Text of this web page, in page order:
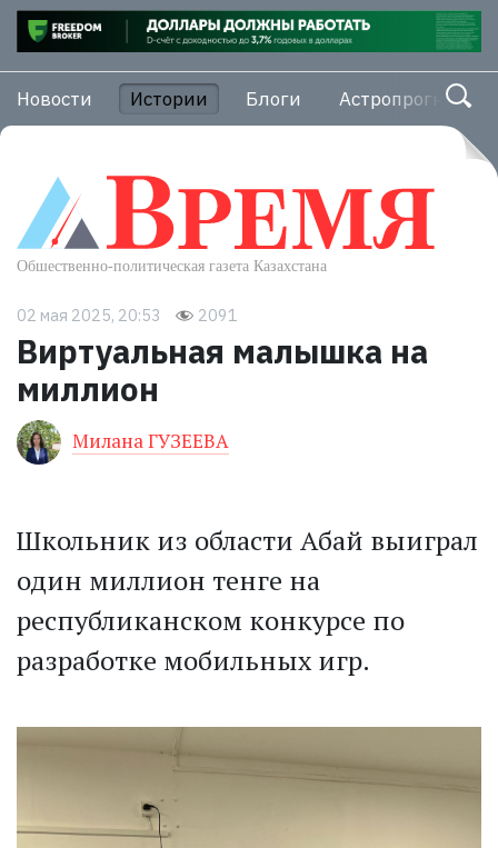
Новости Истории Блоги Астропрогноз
02 мая 2025, 20:53 2091
Виртуальная малышка на
миллион
Милана ГУЗЕЕВА
Школьник из области Абай выиграл
один миллион тенге на
республиканском конкурсе по
разработке мобильных игр.